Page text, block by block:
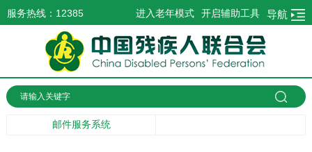
服务热线：12385 导航
开启辅助工具
进入老年模式
邮件服务系统